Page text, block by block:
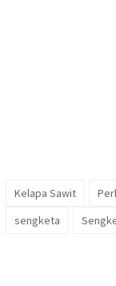
Kelapa Sawit
sengketa